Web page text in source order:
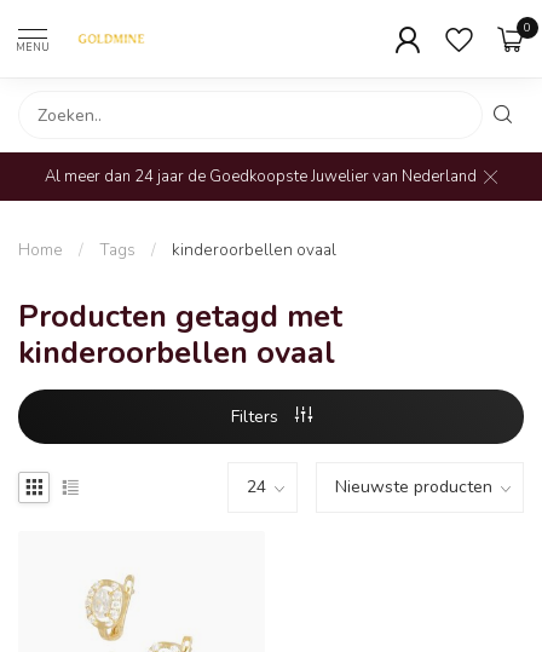
MENU
0
Al meer dan 24 jaar de Goedkoopste Juwelier van Nederland
Home / Tags / kinderoorbellen ovaal
Producten getagd met
kinderoorbellen ovaal
Filters